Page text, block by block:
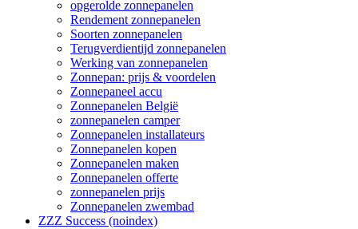
opgerolde zonnepanelen
Rendement zonnepanelen
Soorten zonnepanelen
Terugverdientijd zonnepanelen
Werking van zonnepanelen
Zonnepan: prijs & voordelen
Zonnepaneel accu
Zonnepanelen België
zonnepanelen camper
Zonnepanelen installateurs
Zonnepanelen kopen
Zonnepanelen maken
Zonnepanelen offerte
zonnepanelen prijs
Zonnepanelen zwembad
ZZZ Success (noindex)